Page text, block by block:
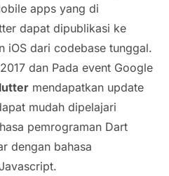
apps yang di
dapat dipublikasi ke
iOS dari codebase tunggal.
dan Pada event Google
mendapatkan update
mudah dipelajari
pemrograman Dart
dengan bahasa